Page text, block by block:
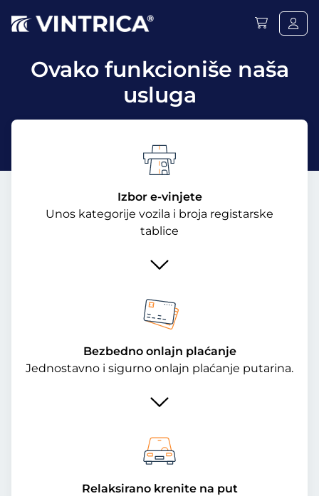
Ovako funkcioniše naša
usluga
Izbor e-vinjete
Unos kategorije vozila i broja registarske
tablice
Bezbedno onlajn plaćanje
Jednostavno i sigurno onlajn plaćanje putarina.
Relaksirano krenite na put